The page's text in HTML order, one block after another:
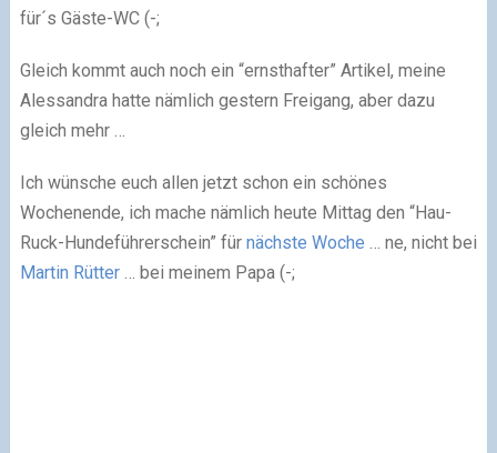
für´s Gäste-WC (-;
Gleich kommt auch noch ein “ernsthafter” Artikel, meine
Alessandra hatte nämlich gestern Freigang, aber dazu
gleich mehr …
Ich wünsche euch allen jetzt schon ein schönes
Wochenende, ich mache nämlich heute Mittag den “Hau-
Ruck-Hundeführerschein” für nächste Woche … ne, nicht bei
Martin Rütter… bei meinem Papa (-;